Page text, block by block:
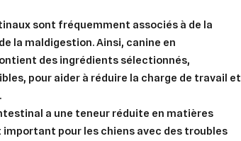
sont fréquemment associés à de la
la maldigestion. Ainsi, canine en
des ingrédients sélectionnés,
pour aider à réduire la charge de travail et
a une teneur réduite en matières
important pour les chiens avec des troubles
Créer une liste d'envies
Connexion